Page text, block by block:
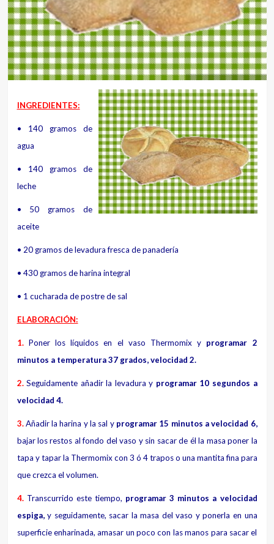
INGREDIENTES:
• 140 gramos de
agua
• 140 gramos de
leche
• 50 gramos de
aceite
• 20 gramos de levadura fresca de panadería
• 430 gramos de harina integral
• 1 cucharada de postre de sal
ELABORACIÓN:
1.Poner los líquidos en el vaso Thermomix y programar 2
minutos a temperatura 37 grados, velocidad 2.
2.Seguidamente añadir la levadura y programar 10 segundos a
velocidad 4.
3.Añadir la harina y la sal y programar 15 minutos a velocidad 6,
bajar los restos al fondo del vaso y sin sacar de él la masa poner la
tapa y tapar la Thermomix con 3 ó 4 trapos o una mantita fina para
que crezca el volumen.
4.Transcurrido este tiempo, programar 3 minutos a velocidad
espiga,y seguidamente, sacar la masa del vaso y ponerla en una
superficie enharinada, amasar un poco con las manos para sacar el